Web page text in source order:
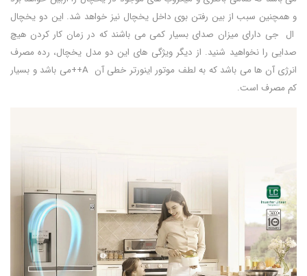
و همچنین سبب از بین رفتن بوی داخل یخچال نیز خواهد شد. این دو یخچال
ال جی دارای میزان صدای بسیار کمی می باشند که در زمان کار کردن هیچ
صدایی را نخواهید شنید. از دیگر ویژگی های این دو مدل یخچال، رده مصرف
انرژی آن ها می باشد که به لطف موتور اینورتر خطی آن A++می باشد و بسیار
کم مصرف است.